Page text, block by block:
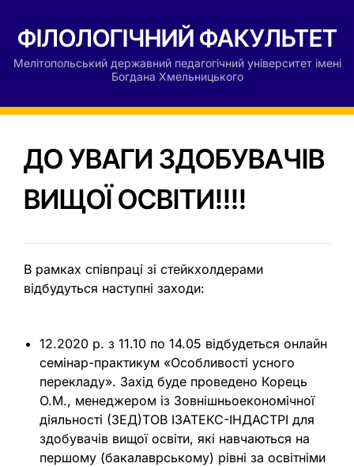
ФІЛОЛОГІЧНИЙ ФАКУЛЬТЕТ
Мелітопольський державний педагогічний університет імені
Богдана Хмельницького
ДО УВАГИ ЗДОБУВАЧІВ
ВИЩОЇ ОСВІТИ!!!!
В рамках співпраці зі стейкхолдерами
відбудуться наступні заходи:
12.2020 р. з 11.10 по 14.05 відбудеться онлайн
семінар-практикум «Особливості усного
перекладу». Захід буде проведено Корець
О.М., менеджером із Зовнішньоекономічної
діяльності (ЗЕД)ТОВ ІЗАТЕКС-ІНДАСТРІ для
здобувачів вищої освіти, які навчаються на
першому (бакалаврському) рівні за освітніми